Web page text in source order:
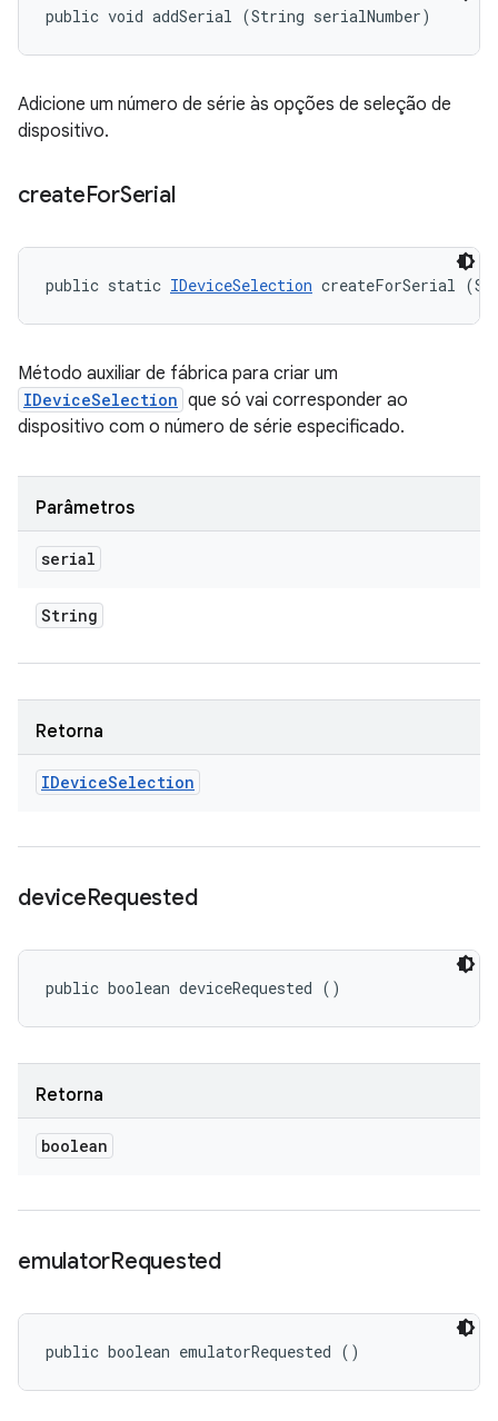
public void addSerial (String serialNumber)
Adicione um número de série às opções de seleção de
dispositivo.
createForSerial
public static IDeviceSelection createForSerial
Método auxiliar de fábrica para criar um
IDeviceSelection que só vai corresponder ao
dispositivo com o número de série especificado.
Parâmetros
serial
String
Retorna
IDeviceSelection
deviceRequested
public boolean deviceRequested ()
Retorna
boolean
emulatorRequested
public boolean emulatorRequested ()